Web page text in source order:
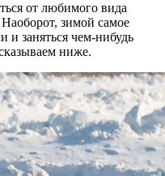
от любимого вида
зимой самое
и заняться чем-нибудь
ниже.